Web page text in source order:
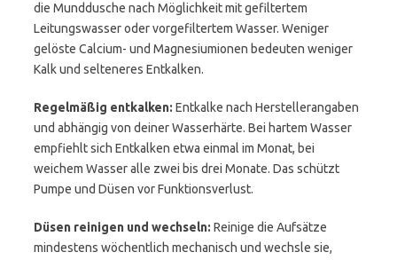
die Munddusche nach Möglichkeit mit gefiltertem
Leitungswasser oder vorgefiltertem Wasser. Weniger
gelöste Calcium- und Magnesiumionen bedeuten weniger
Kalk und selteneres Entkalken.
Regelmäßig entkalken: Entkalke nach Herstellerangaben
und abhängig von deiner Wasserhärte. Bei hartem Wasser
empfiehlt sich Entkalken etwa einmal im Monat, bei
weichem Wasser alle zwei bis drei Monate. Das schützt
Pumpe und Düsen vor Funktionsverlust.
Düsen reinigen und wechseln: Reinige die Aufsätze
mindestens wöchentlich mechanisch und wechsle sie,